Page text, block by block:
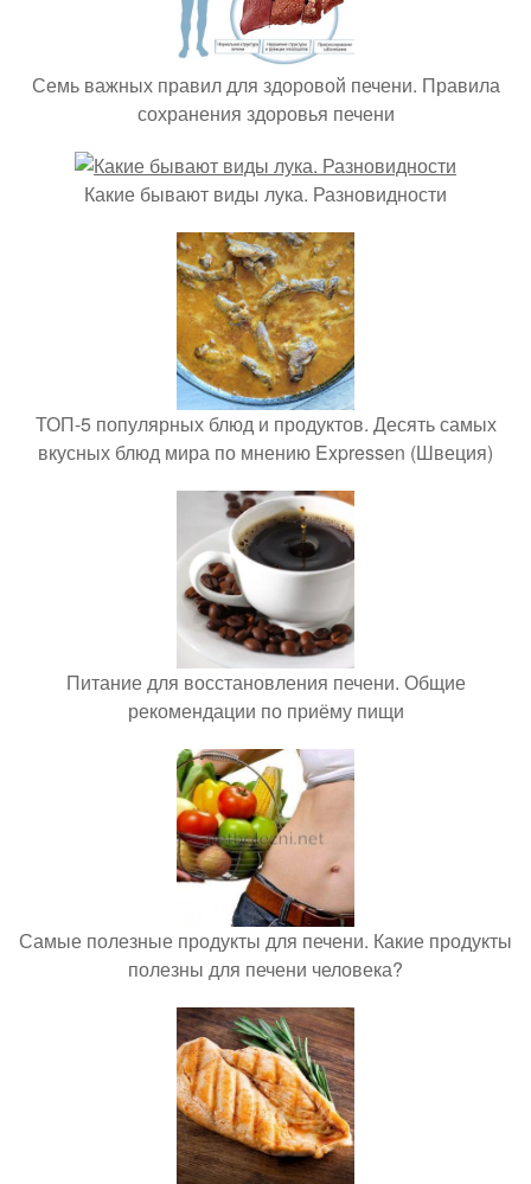
Семь важных правил для здоровой печени. Правила
сохранения здоровья печени
Какие бывают виды лука. Разновидности
ТОП-5 популярных блюд и продуктов. Десять самых
вкусных блюд мира по мнению Expressen (Швеция)
Питание для восстановления печени. Общие
рекомендации по приёму пищи
Самые полезные продукты для печени. Какие продукты
полезны для печени человека?